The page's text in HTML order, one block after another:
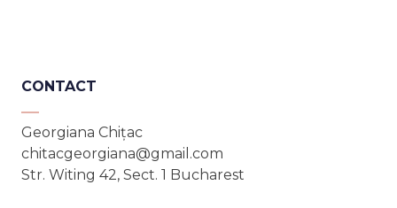
pot
fi
alese
CONTACT
Georgiana Chițac
chitacgeorgiana@gmail.com
Str. Witing 42, Sect. 1 Bucharest